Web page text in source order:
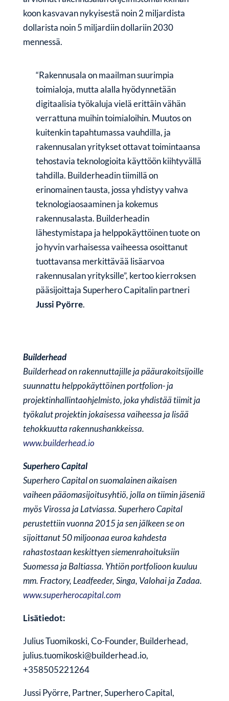
koon kasvavan nykyisestä noin 2 miljardista
dollarista noin 5 miljardiin dollariin 2030
mennessä.
“Rakennusala on maailman suurimpia
toimialoja, mutta alalla hyödynnetään
digitaalisia työkaluja vielä erittäin vähän
verrattuna muihin toimialoihin. Muutos on
kuitenkin tapahtumassa vauhdilla, ja
rakennusalan yritykset ottavat toimintaansa
tehostavia teknologioita käyttöön kiihtyvällä
tahdilla. Builderheadin tiimillä on
erinomainen tausta, jossa yhdistyy vahva
teknologiaosaaminen ja kokemus
rakennusalasta. Builderheadin
lähestymistapa ja helppokäyttöinen tuote on
jo hyvin varhaisessa vaiheessa osoittanut
tuottavansa merkittävää lisäarvoa
rakennusalan yrityksille”, kertoo kierroksen
pääsijoittaja Superhero Capitalin partneri
Jussi Pyörre.
Builderhead
Builderhead on rakennuttajille ja pääurakoitsijoille
suunnattu helppokäyttöinen portfolion- ja
projektinhallintaohjelmisto, joka yhdistää tiimit ja
työkalut projektin jokaisessa vaiheessa ja lisää
tehokkuutta rakennushankkeissa.
www.builderhead.io
Superhero Capital
Superhero Capital on suomalainen aikaisen
vaiheen pääomasijoitusyhtiö, jolla on tiimin jäseniä
myös Virossa ja Latviassa. Superhero Capital
perustettiin vuonna 2015 ja sen jälkeen se on
sijoittanut 50 miljoonaa euroa kahdesta
rahastostaan keskittyen siemenrahoituksiin
Suomessa ja Baltiassa. Yhtiön portfolioon kuuluu
mm. Fractory, Leadfeeder, Singa, Valohai ja Zadaa.
www.superherocapital.com
Lisätiedot:
Julius Tuomikoski, Co-Founder, Builderhead,
julius.tuomikoski@builderhead.io,
+358505221264
Jussi Pyörre, Partner, Superhero Capital,